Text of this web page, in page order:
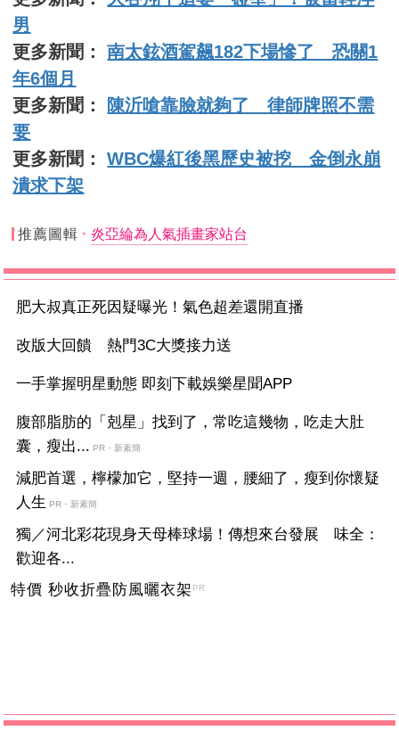
男
更多新聞：南太鉉酒駕飆182下場慘了 恐關1
年6個月
更多新聞：
陳沂嗆靠臉就夠了 律師牌照不需
要
更多新聞：WBC爆紅後黑歷史被挖 金倒永崩
潰求下架
推薦圖輯 炎亞綸為人氣插畫家站台
肥大叔真正死因疑曝光！氣色超差還開直播
改版大回饋 熱門3C大獎接力送
一手掌握明星動態 即刻下載娛樂星聞APP
腹部脂肪的「剋星」找到了，常吃這幾物，吃走大肚
囊，瘦出... PR・新素簡
減肥首選，檸檬加它，堅持一週，腰細了，瘦到你懷疑
人生 PR・新素簡
獨／河北彩花現身天母棒球場！傳想來台發展 味全：
歡迎各...
特價 秒收折疊防風曬衣架 PR